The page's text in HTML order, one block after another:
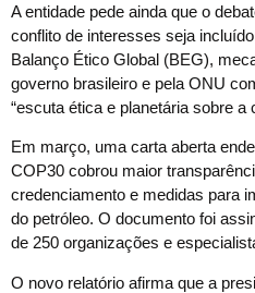
A entidade pede ainda que o
conflito de interesses seja
Balanço Ético Global (BEG),
governo brasileiro e pela ONU
“escuta ética e planetária sobre a
Em março, uma carta aberta
COP30 cobrou maior
credenciamento e medidas para
do petróleo. O documento foi
de 250 organizações e
O novo relatório afirma que a